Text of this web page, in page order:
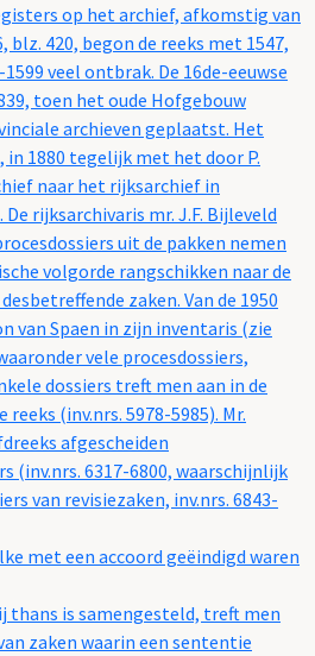
op het archief, afkomstig van
blz. 420, begon de reeks met 1547,
veel ontbrak. De 16de-eeuwse
toen het oude Hofgebouw
archieven geplaatst. Het
1880 tegelijk met het door P.
naar het rijksarchief in
rijksarchivaris mr. J.F. Bijleveld
uit de pakken nemen
volgorde rangschikken naar de
zaken. Van de 1950
van Spaen in zijn inventaris (zie
vele procesdossiers,
dossiers treft men aan in de
(inv.nrs. 5978-5985). Mr.
afgescheiden
(inv.nrs. 6317-6800, waarschijnlijk
van revisiezaken, inv.nrs. 6843-
met een accoord geëindigd waren
thans is samengesteld, treft men
zaken waarin een sententie